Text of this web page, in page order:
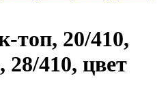
топ, 20/410,
28/410, цвет